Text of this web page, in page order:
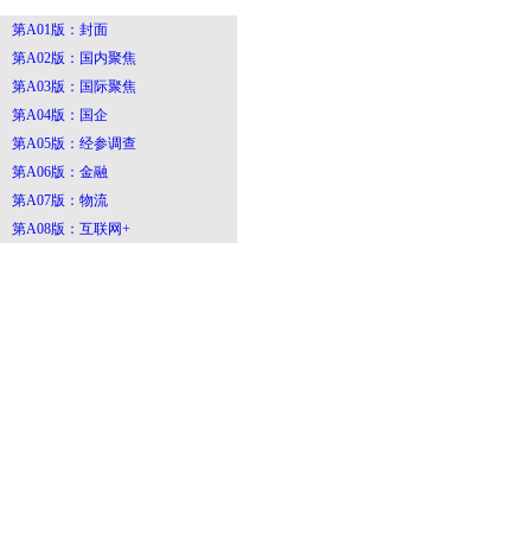
第A01版：封面
第A02版：国内聚焦
第A03版：国际聚焦
第A04版：国企
第A05版：经参调查
第A06版：金融
第A07版：物流
第A08版：互联网+